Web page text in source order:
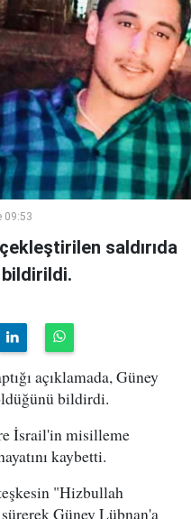
09:53
saldırıda
açıklamada, Güney
bildirdi.
İsrail'in misilleme
kaybetti.
"Hizbullah
Güney Lübnan'a